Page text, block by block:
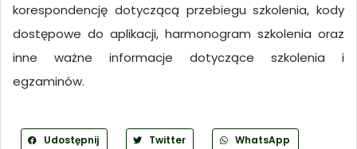
korespondencję dotyczącą przebiegu szkolenia, kody
dostępowe do aplikacji, harmonogram szkolenia oraz
inne ważne informacje dotyczące szkolenia i
egzaminów.
Udostępnij Twitter WhatsApp